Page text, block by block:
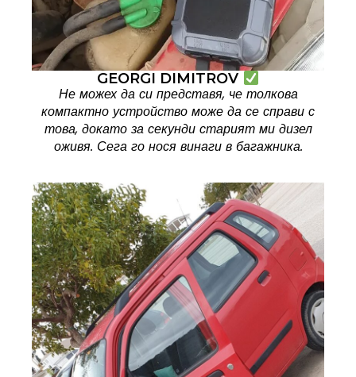
GEORGI DIMITROV
Не можех да си представя, че толкова
компактно устройство може да се справи с
това, докато за секунди старият ми дизел
оживя. Сега го нося винаги в багажника.